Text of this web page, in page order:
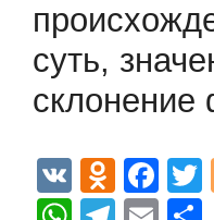
суть,
V
K
O
d
F
a